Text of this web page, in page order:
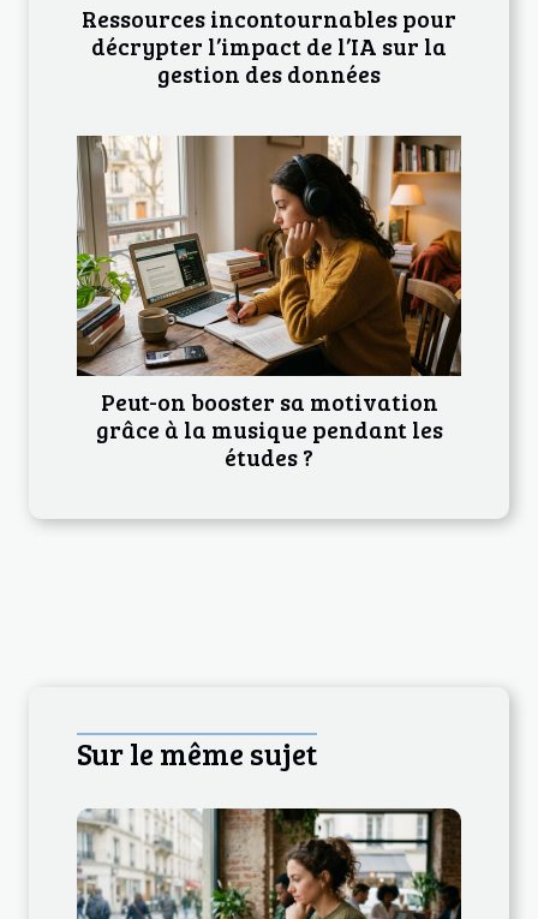
Ressources incontournables pour
décrypter l’impact de l’IA sur la
gestion des données
Peut-on booster sa motivation
grâce à la musique pendant les
études ?
Sur le même sujet